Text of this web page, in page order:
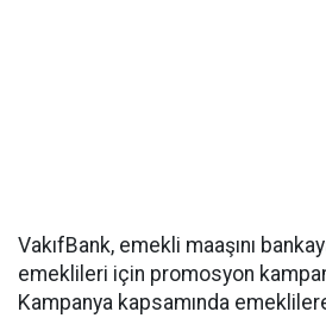
VakıfBank, emekli maaşını
emeklileri için promosyon
Kampanya kapsamında